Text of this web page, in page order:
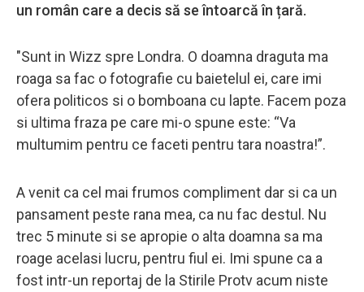
un român care a decis să se întoarcă în țară.
"Sunt in Wizz spre Londra. O doamna draguta ma
roaga sa fac o fotografie cu baietelul ei, care imi
ofera politicos si o bomboana cu lapte. Facem poza
si ultima fraza pe care mi-o spune este: “Va
multumim pentru ce faceti pentru tara noastra!”.
A venit ca cel mai frumos compliment dar si ca un
pansament peste rana mea, ca nu fac destul. Nu
trec 5 minute si se apropie o alta doamna sa ma
roage acelasi lucru, pentru fiul ei. Imi spune ca a
fost intr-un reportaj de la Stirile Protv acum niste